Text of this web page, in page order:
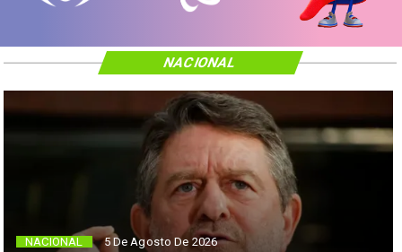
NACIONAL 5 De Agosto De 2026
NACIONAL